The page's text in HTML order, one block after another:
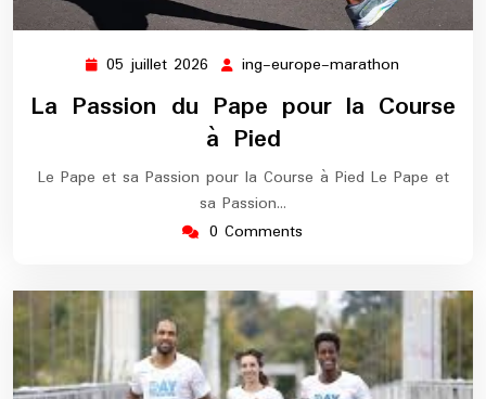
05 juillet 2026 05
juillet
2026
ing-europe-marathon
marathon
La Passion du Pape pour la Course
à Pied
Le Pape et sa Passion pour la Course à Pied Le Pape et
sa Passion…
0 Comments